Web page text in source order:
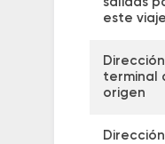
este viaje
terminal
origen